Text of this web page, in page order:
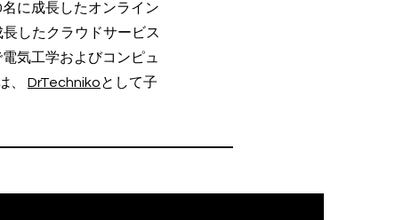
に成長したオンライン
したクラウドサービス
気工学およびコンピュ
、 DrTechnikoとして子